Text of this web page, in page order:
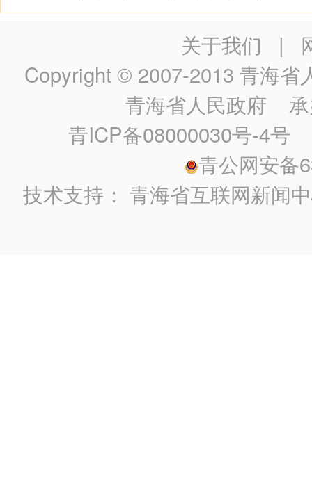
关于我们 |
Copyright © 2007-2013 青海省
青海省人民政府 承
青ICP备08000030号-4号
青公网安备
技术支持：青海省互联网新闻